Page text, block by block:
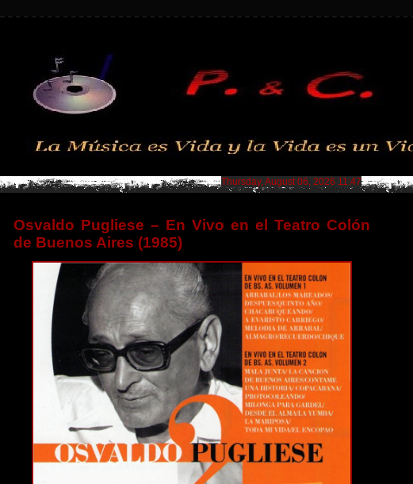
Thursday, August 06, 2026 11:47
Osvaldo Pugliese – En Vivo en el Teatro Colón
de Buenos Aires (1985)